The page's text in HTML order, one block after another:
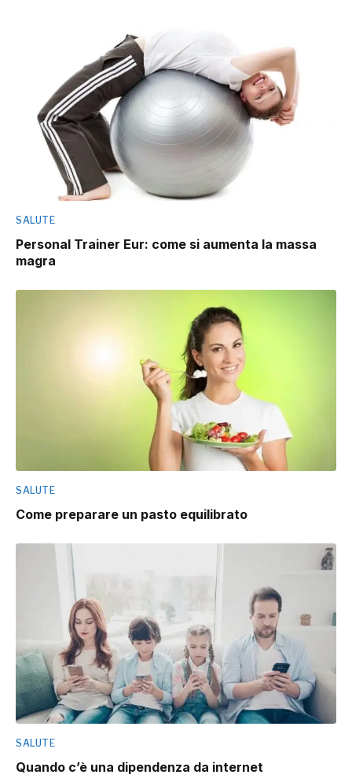
SALUTE
Personal Trainer Eur: come si aumenta la massa
magra
SALUTE
Come preparare un pasto equilibrato
SALUTE
Quando c’è una dipendenza da internet